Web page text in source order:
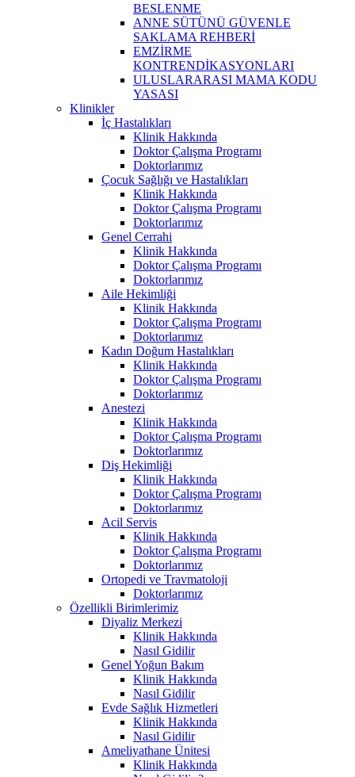
BESLENME
ANNE SÜTÜNÜ GÜVENLE
SAKLAMA REHBERİ
EMZİRME
KONTRENDİKASYONLARI
ULUSLARARASI MAMA KODU
YASASI
Klinikler
İç Hastalıkları
Klinik Hakkında
Doktor Çalışma Programı
Doktorlarımız
Çocuk Sağlığı ve Hastalıkları
Klinik Hakkında
Doktor Çalışma Programı
Doktorlarımız
Genel Cerrahi
Klinik Hakkında
Doktor Çalışma Programı
Doktorlarımız
Aile Hekimliği
Klinik Hakkında
Doktor Çalışma Programı
Doktorlarımız
Kadın Doğum Hastalıkları
Klinik Hakkında
Doktor Çalışma Programı
Doktorlarımız
Anestezi
Klinik Hakkında
Doktor Çalışma Programı
Doktorlarımız
Diş Hekimliği
Klinik Hakkında
Doktor Çalışma Programı
Doktorlarımız
Acil Servis
Klinik Hakkında
Doktor Çalışma Programı
Doktorlarımız
Ortopedi ve Travmatoloji
Doktorlarımız
Özellikli Birimlerimiz
Diyaliz Merkezi
Klinik Hakkında
Nasıl Gidilir
Genel Yoğun Bakım
Klinik Hakkında
Nasıl Gidilir
Evde Sağlık Hizmetleri
Klinik Hakkında
Nasıl Gidilir
Ameliyathane Ünitesi
Klinik Hakkında